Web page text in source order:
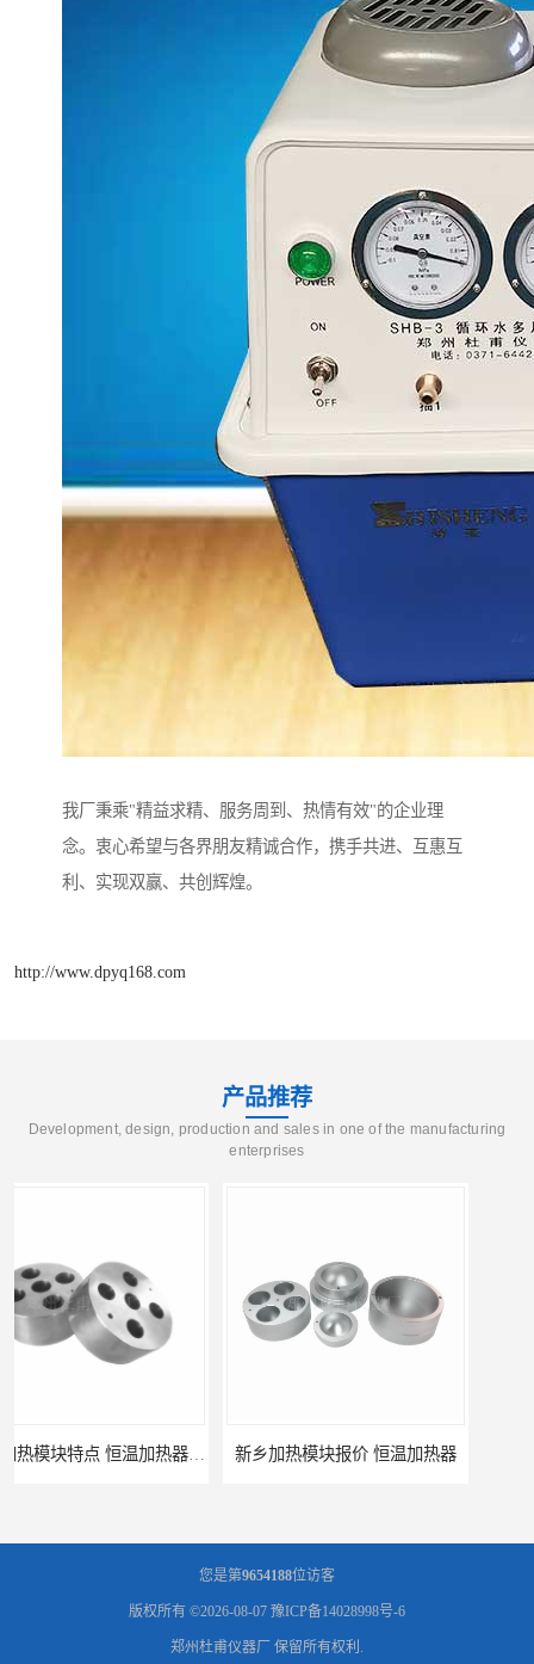
我厂秉乘"精益求精、服务周到、热情有效"的企业理
念。衷心希望与各界朋友精诚合作，携手共进、互惠互
利、实现双赢、共创辉煌。
http://www.dpyq168.com
产品推荐
Development, design, production and sales in one of the manufacturing
enterprises
新乡加热模块报价 恒温加热器 濮阳加热模块批发 干烧金属浴
您是第9654188位访客
版权所有 ©2026-08-07 豫ICP备14028998号-6
郑州杜甫仪器厂 保留所有权利.